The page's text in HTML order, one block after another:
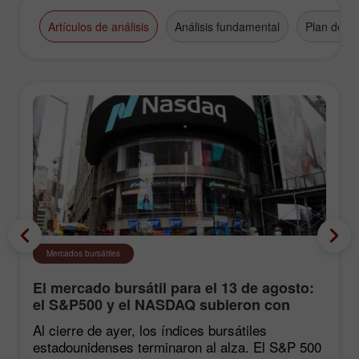
Artículos de análisis Análisis fundamental Plan de
Mercados bursátiles
El mercado bursátil para el 13 de agosto:
el S&P500 y el NASDAQ subieron con
fuerza tras las estadísticas de inflación
Al cierre de ayer, los índices bursátiles
estadounidenses terminaron al alza. El S&P 500